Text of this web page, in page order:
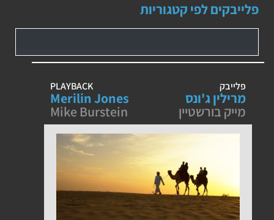
פלייבקים לפי קטגוריות
פלייבק
מרילין ג'ונס
מייק בורשטיין
PLAYBACK
Merilin Jones
Mike Burstein